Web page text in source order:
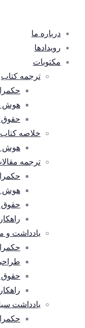
درباره ما
رویدادها
مکتوبات
ترجمه کتاب
هوش
حقوق
خلاصه کتاب
هوش
ترجمه
هوش
حقوق
یادداشت و
حقوق
یادداشت